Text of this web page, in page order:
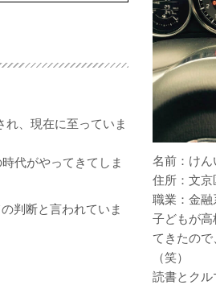
、現在に至っていま
代がやってきてしま
判断と言われていま
名前：けん
住所：文京
職業：金融
子どもが
てきたの
（笑）
読書とクル